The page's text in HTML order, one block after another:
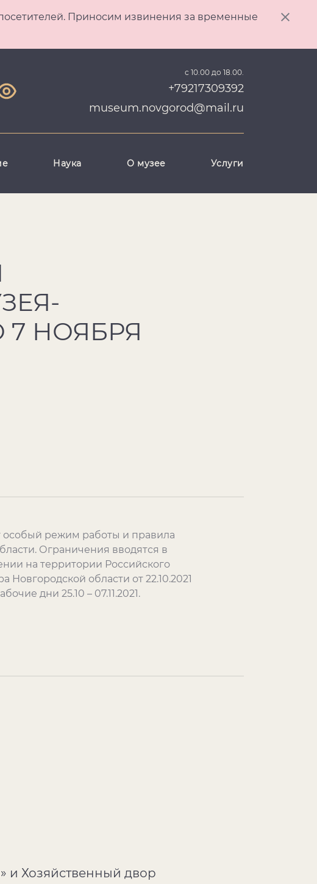
Приносим извинения за временные
с 10.00 до 18.00.
+79217309392
museum.novgorod@mail.ru
Наука О музее Услуги
7 НОЯБРЯ
особый режим работы и правила
Ограничения вводятся в
на территории Российского
Новгородской области от 22.10.2021
дни 25.10 – 07.11.2021.
и Хозяйственный двор